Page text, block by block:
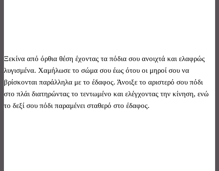
Ξεκίνα από όρθια θέση έχοντας τα πόδια σου ανοιχτά και ελαφρώς
λυγισμένα. Χαμήλωσε το σώμα σου έως ότου οι μηροί σου να
βρίσκονται παράλληλα με το έδαφος. Άνοιξε το αριστερό σου πόδι
στο πλάι διατηρώντας το τεντωμένο και ελέγχοντας την κίνηση, ενώ
το δεξί σου πόδι παραμένει σταθερό στο έδαφος.